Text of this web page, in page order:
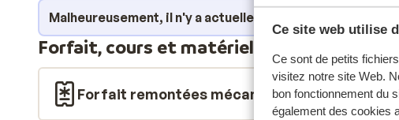
Ce site web utilise
Ce sont de petits
visitez notre site Web.
bon fonctionnement du
également des cookies
Malheureusement, il n'y a actuellement aucun avis pour
Forfait, cours et matériel de ski
Forfait remontées mécaniques